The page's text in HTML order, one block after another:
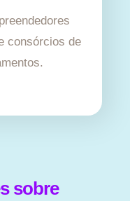
consórcios de
sobre